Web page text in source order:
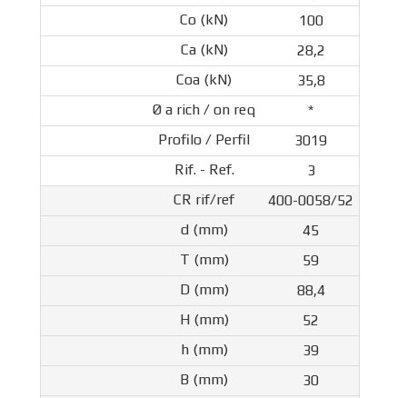
100
28,2
35,8
*
3019
3
400-0058/52
45
59
88,4
52
39
30